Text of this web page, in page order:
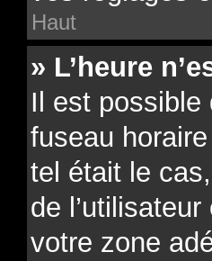
Haut
» L’heure
Il est possible
fuseau
tel était le
de
votre zone